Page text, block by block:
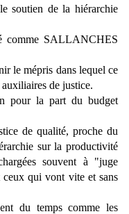
soutien de la hiérarchie
comme SALLANCHES
le mépris dans lequel ce
de justice.
pour la part du budget
de qualité, proche du
sur la productivité
souvent à "juge
qui vont vite et sans
du temps comme les